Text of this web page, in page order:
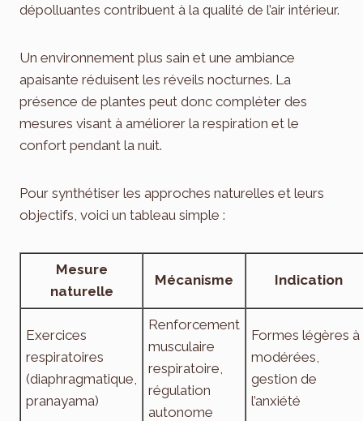
dépolluantes contribuent à la qualité de l’air intérieur.
Un environnement plus sain et une ambiance
apaisante réduisent les réveils nocturnes. La
présence de plantes peut donc compléter des
mesures visant à améliorer la respiration et le
confort pendant la nuit.
Pour synthétiser les approches naturelles et leurs
objectifs, voici un tableau simple :
Mesure
naturelle
Mécanisme Indication
Exercices
respiratoires
(diaphragmatique,
pranayama)
Renforcement
musculaire
respiratoire,
régulation
autonome
Formes légères à
modérées,
gestion de
l’anxiété